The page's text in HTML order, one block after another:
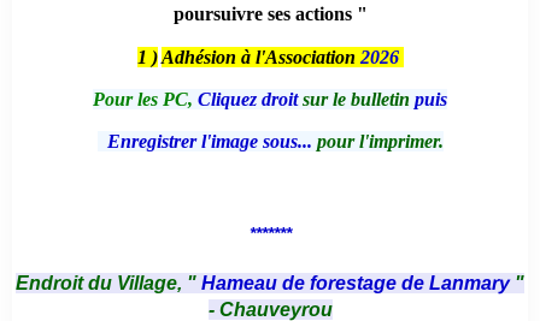
poursuivre ses actions "
1 ) Adhésion à l'Association 2026
Pour les PC, Cliquez droitsur le bulletin puis
Enregistrer l'image sous... pour l'imprimer.
*******
Endroit du Village, " Hameau de forestage de Lanmary "
- Chauveyrou